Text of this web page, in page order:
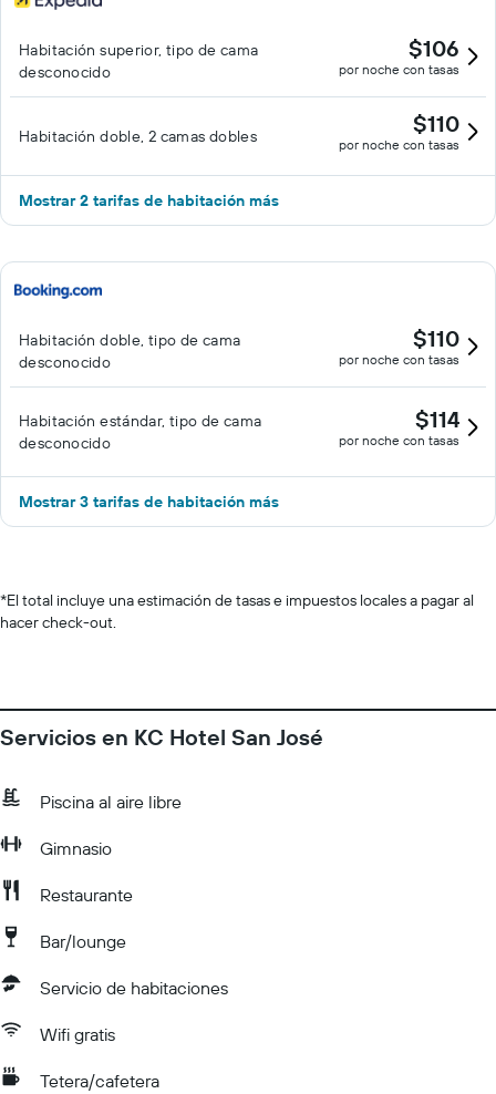
Habitación superior, tipo de cama
desconocido
$106
por noche con tasas
Habitación doble, 2 camas dobles $110
por noche con tasas
Mostrar 2 tarifas de habitación más
Habitación doble, tipo de cama
desconocido
$110
por noche con tasas
Habitación estándar, tipo de cama
desconocido
$114
por noche con tasas
Mostrar 3 tarifas de habitación más
*El total incluye una estimación de tasas e impuestos locales a pagar al
hacer check-out.
Servicios en KC Hotel San José
Piscina al aire libre
Gimnasio
Restaurante
Bar/lounge
Servicio de habitaciones
Wifi gratis
Tetera/cafetera